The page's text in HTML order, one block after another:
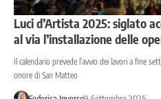
Luci d’Artista 2025: siglato
al via l’installazione delle
Il calendario prevede l’avvio dei lavori a fine
onore di San Matteo